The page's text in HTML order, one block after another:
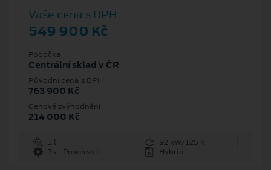
Vaše cena s DPH
549 900 Kč
Pobočka
Centrální sklad v ČR
Původní cena s DPH
763 900 Kč
Cenové zvýhodnění
214 000 Kč
1 l
92 kW/125 k
7st. Powershift
Hybrid